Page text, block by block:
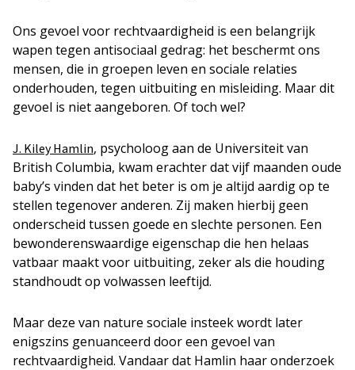
Ons gevoel voor rechtvaardigheid is een belangrijk
wapen tegen antisociaal gedrag: het beschermt ons
mensen, die in groepen leven en sociale relaties
onderhouden, tegen uitbuiting en misleiding. Maar dit
gevoel is niet aangeboren. Of toch wel?
J. Kiley Hamlin, psycholoog aan de Universiteit van
British Columbia, kwam erachter dat vijf maanden oude
baby’s vinden dat het beter is om je altijd aardig op te
stellen tegenover anderen. Zij maken hierbij geen
onderscheid tussen goede en slechte personen. Een
bewonderenswaardige eigenschap die hen helaas
vatbaar maakt voor uitbuiting, zeker als die houding
standhoudt op volwassen leeftijd.
Maar deze van nature sociale insteek wordt later
enigszins genuanceerd door een gevoel van
rechtvaardigheid. Vandaar dat Hamlin haar onderzoek